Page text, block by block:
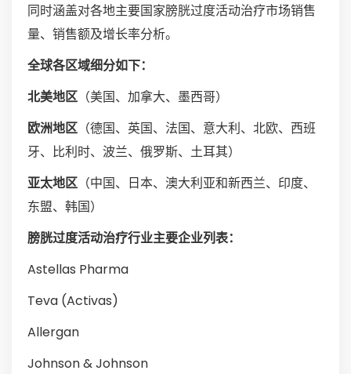
同时涵盖对各地主要国家膀胱过度活动治疗市场销售
量、销售额及增长率分析。
全球各区域细分如下：
北美地区 （美国、加拿大、墨西哥）
欧洲地区 （德国、英国、法国、意大利、北欧、西班
牙、比利时、波兰、俄罗斯、土耳其）
亚太地区 （中国、日本、澳大利亚和新西兰、印度、
东盟、韩国）
膀胱过度活动治疗行业主要企业列表：
Astellas Pharma
Teva (Activas)
Allergan
Johnson & Johnson